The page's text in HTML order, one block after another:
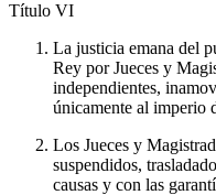
Título VI
La justicia emana del
Rey por Jueces y
independientes,
únicamente al imperio
Los Jueces y
suspendidos,
causas y con las